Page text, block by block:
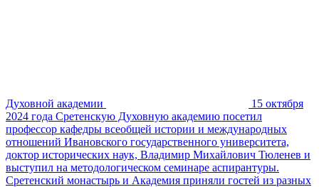
Духовной академии
15 октября
2024 года Сретенскую Духовную академию посетил
профессор кафедры всеобщей истории и международных
отношений Ивановского государственного университета,
доктор исторических наук, Владимир Михайлович Тюленев и
выступил на методологическом семинаре аспирантуры.
Сретенский монастырь и Академия приняли гостей из разных